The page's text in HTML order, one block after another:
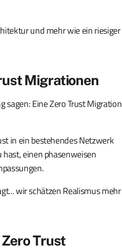
und mehr wie ein riesiger
Migrationen
sagen: Eine Zero Trust Migration
in ein bestehendes Netzwerk
einen phasenweisen
wir schätzen Realismus mehr
Trust